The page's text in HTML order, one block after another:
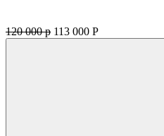
120 000 р 113 000 Р